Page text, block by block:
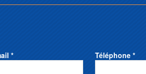
* Téléphone *